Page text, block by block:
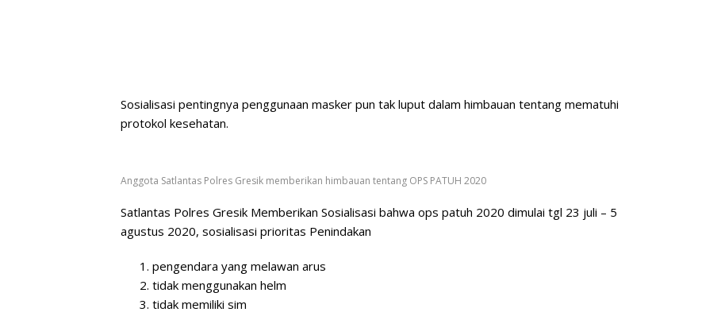
Sosialisasi pentingnya penggunaan masker pun tak luput dalam himbauan tentang mematuhi
protokol kesehatan.
Anggota Satlantas Polres Gresik memberikan himbauan tentang OPS PATUH 2020
Satlantas Polres Gresik Memberikan Sosialisasi bahwa ops patuh 2020 dimulai tgl 23 juli – 5
agustus 2020, sosialisasi prioritas Penindakan
pengendara yang melawan arus
tidak menggunakan helm
tidak memiliki sim